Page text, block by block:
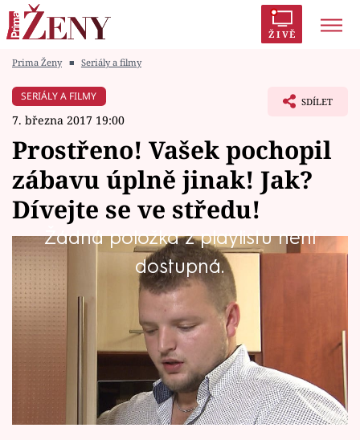
ŽIVĚ
Módní alarm
Témata
Celebrity
Vztahy
Seriály
Horoskopy
Sledujte prima+
Prima Ženy ■ Seriály a filmy
SERIÁLY A FILMY
7. března 2017 19:00
SDÍLET
Prostřeno! Vašek pochopil
zábavu úplně jinak! Jak?
Dívejte se ve středu!
Žádná položka z playlistu není
dostupná.
Sebevědomý podnikatel Pavel (27) si docela
věří, má zkušenosti z ciziny a na surovinách
nešetří.